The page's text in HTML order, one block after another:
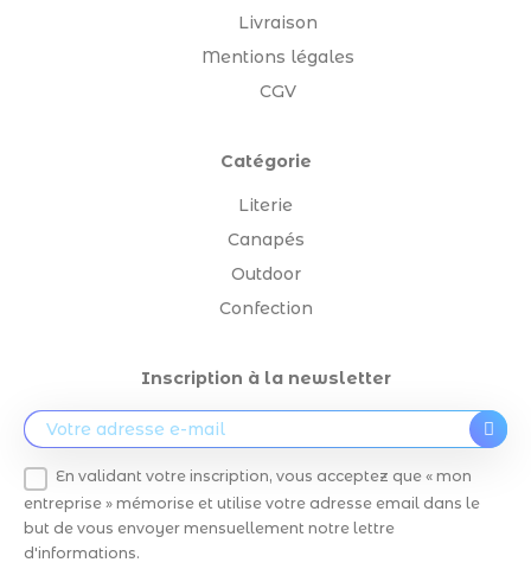
Livraison
Mentions légales
CGV
Catégorie
Literie
Canapés
Outdoor
Confection
Inscription à la newsletter
En validant votre inscription, vous acceptez que « mon
entreprise » mémorise et utilise votre adresse email dans le
but de vous envoyer mensuellement notre lettre
d'informations.